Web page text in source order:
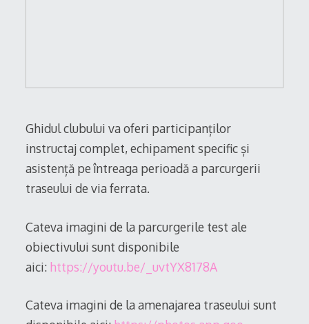
Ghidul clubului va oferi participanților
instructaj complet, echipament specific și
asistență pe întreaga perioadă a parcurgerii
traseului de via ferrata.
Cateva imagini de la parcurgerile test ale
obiectivului sunt disponibile
aici: https://youtu.be/_ uvtYX8178A
Cateva imagini de la amenajarea traseului sunt